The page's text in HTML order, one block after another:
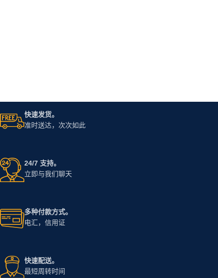
快速发货。
准时送达，次次如此
24/7 支持。
立即与我们聊天
多种付款方式。
电汇，信用证
快速配送。
最短周转时间